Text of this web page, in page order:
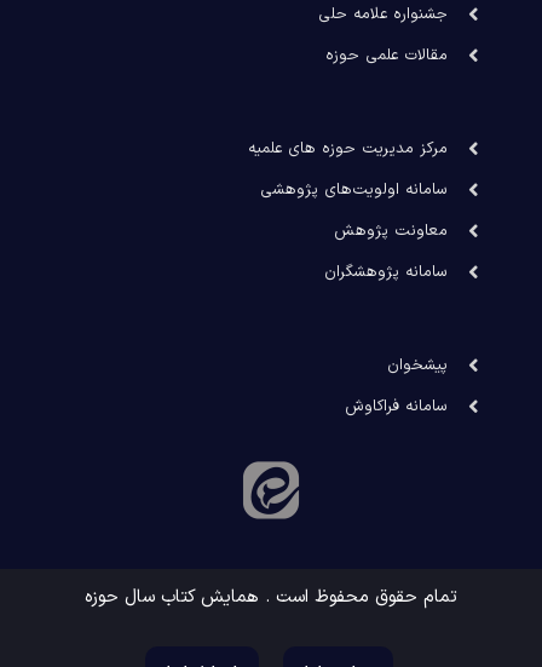
جشنواره علامه حلی
مقالات علمی حوزه
مرکز مدیریت حوزه های علمیه
سامانه اولویت‌های پژوهشی
معاونت پژوهش
سامانه پژوهشگران
پیشخوان
سامانه فراکاوش
تمام حقوق محفوظ است . همایش کتاب سال حوزه